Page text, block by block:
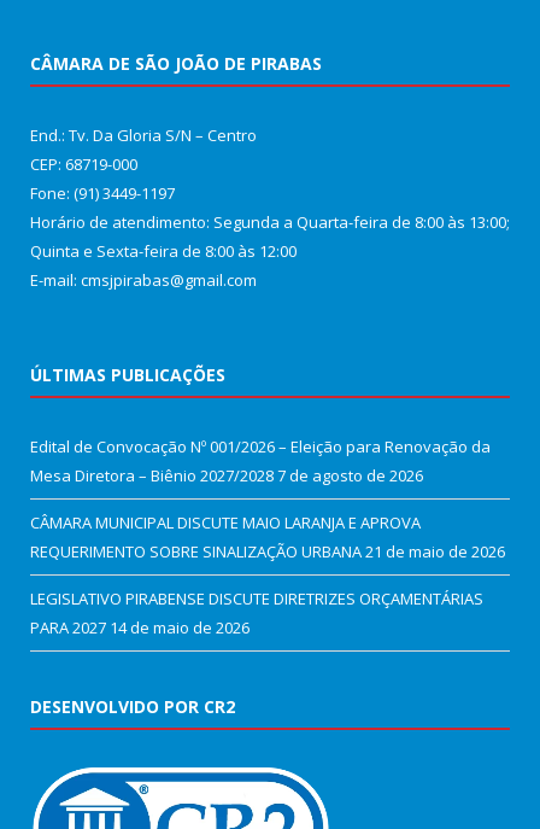
CÂMARA DE SÃO JOÃO DE PIRABAS
End.: Tv. Da Gloria S/N – Centro
CEP: 68719-000
Fone: (91) 3449-1197
Horário de atendimento: Segunda a Quarta-feira de 8:00 às 13:00;
Quinta e Sexta-feira de 8:00 às 12:00
E-mail: cmsjpirabas@gmail.com
ÚLTIMAS PUBLICAÇÕES
Edital de Convocação Nº 001/2026 – Eleição para Renovação da
Mesa Diretora – Biênio 2027/20287 de agosto de 2026
CÂMARA MUNICIPAL DISCUTE MAIO LARANJA E APROVA
REQUERIMENTO SOBRE SINALIZAÇÃO URBANA21 de maio de 2026
LEGISLATIVO PIRABENSE DISCUTE DIRETRIZES ORÇAMENTÁRIAS
PARA 2027 14 de maio de 2026
DESENVOLVIDO POR CR2